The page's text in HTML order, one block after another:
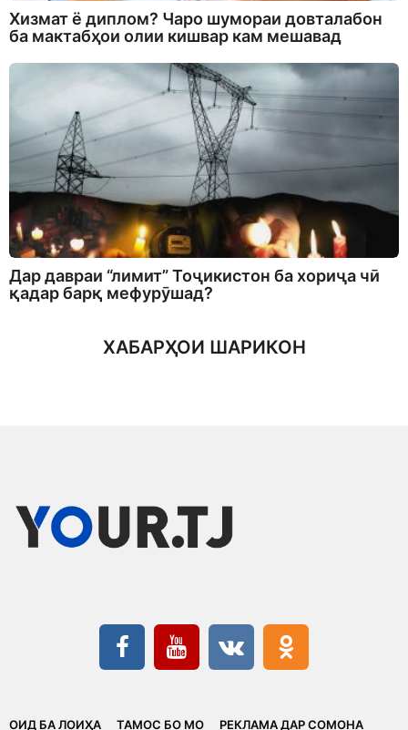
Хизмат ё диплом? Чаро шумораи довталабон
ба мактабҳои олии кишвар кам мешавад
Дар давраи “лимит” Тоҷикистон ба хориҷа чӣ
қадар барқ мефурӯшад?
ХАБАРҲОИ ШАРИКОН
ОИД БА ЛОИҲА ТАМОС БО МО РЕКЛАМА ДАР СОМОНА